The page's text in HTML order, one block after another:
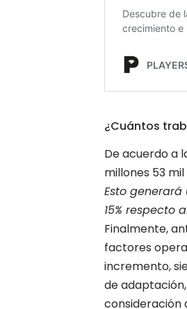
¿Cuántos
De acuerdo a
millones 53
Esto
15% respecto
Finalmente,
factores
incremento,
de
consideración